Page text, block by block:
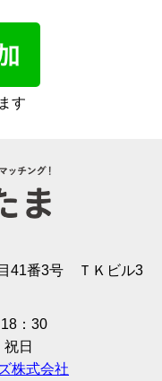
す
41番3号 ＴＫビル3
：30
日
株式会社